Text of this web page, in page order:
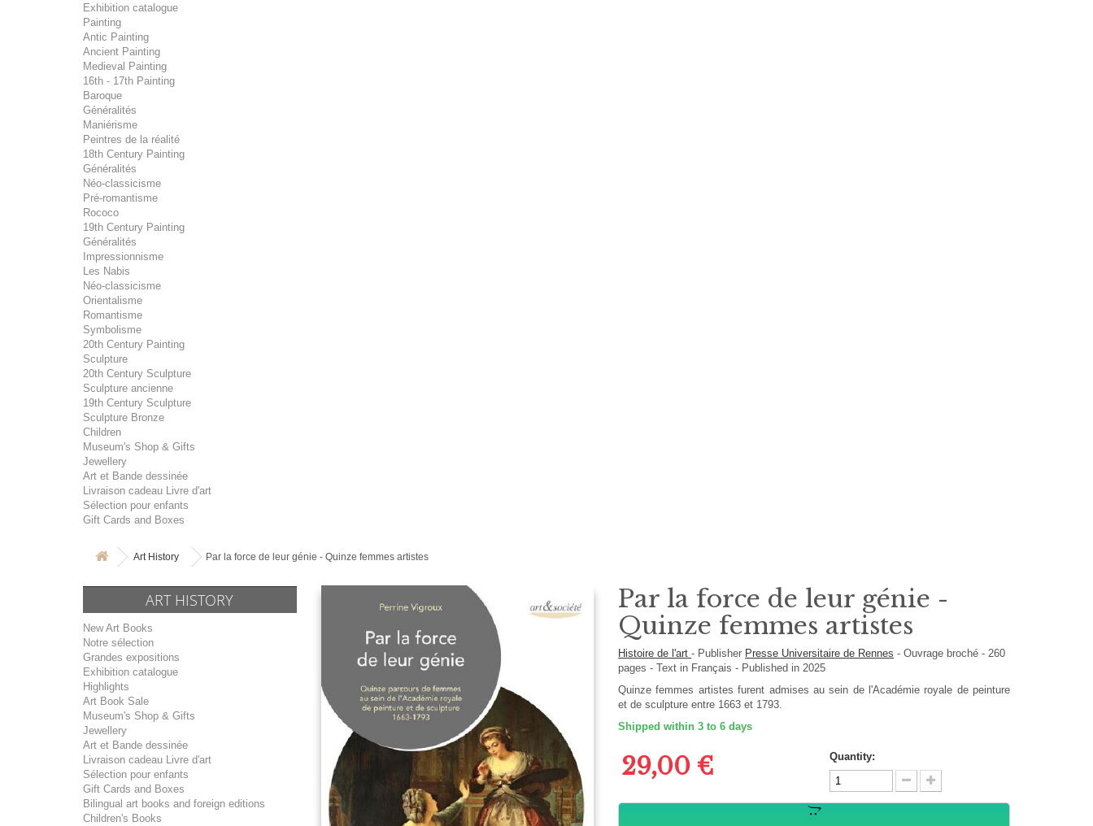
Exhibition catalogue
Painting
Antic Painting
Ancient Painting
Medieval Painting
16th - 17th Painting
Baroque
Généralités
Maniérisme
Peintres de la réalité
18th Century Painting
Généralités
Néo-classicisme
Pré-romantisme
Rococo
19th Century Painting
Généralités
Impressionnisme
Les Nabis
Néo-classicisme
Orientalisme
Romantisme
Symbolisme
20th Century Painting
Sculpture
20th Century Sculpture
Sculpture ancienne
19th Century Sculpture
Sculpture Bronze
Children
Museum's Shop & Gifts
Jewellery
Art et Bande dessinée
Livraison cadeau Livre d'art
Sélection pour enfants
Gift Cards and Boxes
Art History Par la force de leur génie - Quinze femmes artistes
ART HISTORY
New Art Books
Notre sélection
Grandes expositions
Exhibition catalogue
Highlights
Art Book Sale
Museum's Shop & Gifts
Jewellery
Art et Bande dessinée
Livraison cadeau Livre d'art
Sélection pour enfants
Gift Cards and Boxes
Bilingual art books and foreign editions
Children's Books
Par la force de leur génie -
Quinze femmes artistes
Histoire de l'art- Publisher Presse Universitaire de Rennes -Ouvrage broché-260
pages -Text in Français- Published in 2025
Quinze femmes artistes furent admises au sein de l'Académie royale de peinture
et de sculpture entre 1663 et 1793.
Shipped within 3 to 6 days
29,00 € Quantity: